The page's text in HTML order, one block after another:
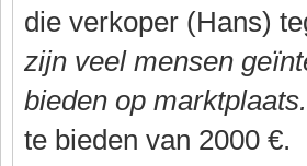
die verkoper (Hans)
zijn veel mensen
bieden op
te bieden van 2000